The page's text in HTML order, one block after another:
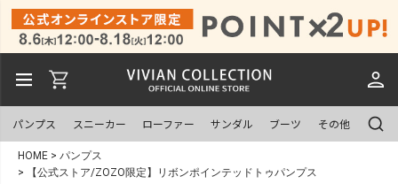
パンプス スニーカー ローファー サンダル ブーツ その他
HOME
パンプス
【公式ストア/ZOZO限定】リボンポインテッドトゥパンプス